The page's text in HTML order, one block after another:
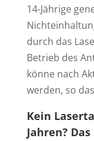
14-Jährige
durch das
Betrieb des
könne nach
werden, so
Kein
Jahren?